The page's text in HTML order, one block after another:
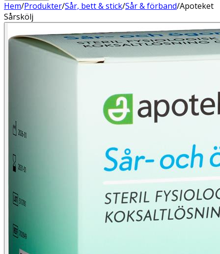
Hem/Produkter/Sår, bett & stick/Sår & förband/Apoteket
Sårskölj